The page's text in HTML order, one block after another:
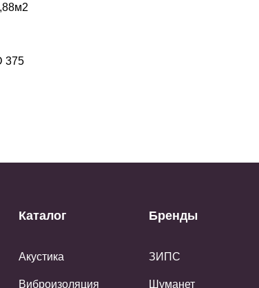
375
Каталог
Акустика
Виброизоляция
Бренды
ЗИПС
Шуманет